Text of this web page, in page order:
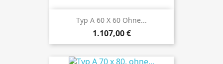
Typ A 60 X 60 Ohne...
Preis
1.107,00 €